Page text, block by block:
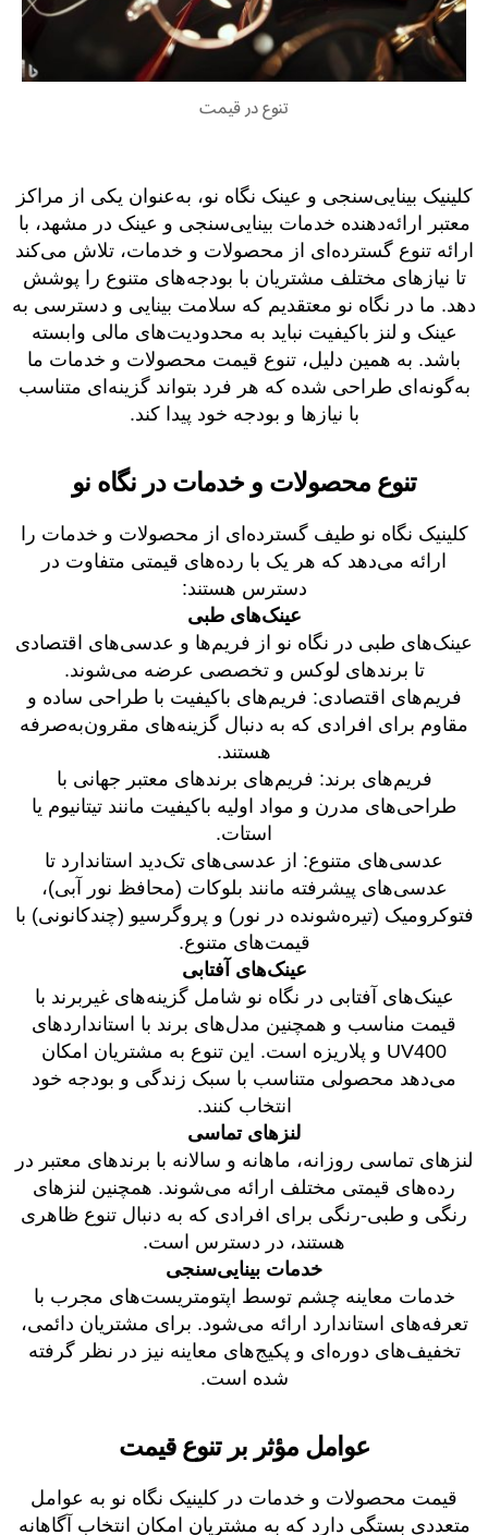
تنوع در قیمت
کلینیک بینایی‌سنجی و عینک نگاه نو، به‌عنوان یکی از مراکز
معتبر ارائه‌دهنده خدمات بینایی‌سنجی و عینک در مشهد، با
ارائه تنوع گسترده‌ای از محصولات و خدمات، تلاش می‌کند
تا نیازهای مختلف مشتریان با بودجه‌های متنوع را پوشش
دهد. ما در نگاه نو معتقدیم که سلامت بینایی و دسترسی به
عینک و لنز باکیفیت نباید به محدودیت‌های مالی وابسته
باشد. به همین دلیل، تنوع قیمت محصولات و خدمات ما
به‌گونه‌ای طراحی شده که هر فرد بتواند گزینه‌ای متناسب
با نیازها و بودجه خود پیدا کند.
تنوع محصولات و خدمات در نگاه نو
کلینیک نگاه نو طیف گسترده‌ای از محصولات و خدمات را
ارائه می‌دهد که هر یک با رده‌های قیمتی متفاوت در
دسترس هستند:
عینک‌های طبی
عینک‌های طبی در نگاه نو از فریم‌ها و عدسی‌های اقتصادی
تا برندهای لوکس و تخصصی عرضه می‌شوند.
فریم‌های اقتصادی: فریم‌های باکیفیت با طراحی ساده و
مقاوم برای افرادی که به دنبال گزینه‌های مقرون‌به‌صرفه
هستند.
فریم‌های برند: فریم‌های برندهای معتبر جهانی با
طراحی‌های مدرن و مواد اولیه باکیفیت مانند تیتانیوم یا
استات.
عدسی‌های متنوع: از عدسی‌های تک‌دید استاندارد تا
عدسی‌های پیشرفته مانند بلوکات (محافظ نور آبی)،
فتوکرومیک (تیره‌شونده در نور) و پروگرسیو (چندکانونی) با
قیمت‌های متنوع.
عینک‌های آفتابی
عینک‌های آفتابی در نگاه نو شامل گزینه‌های غیربرند با
قیمت مناسب و همچنین مدل‌های برند با استانداردهای
UV400 و پلاریزه است. این تنوع به مشتریان امکان
می‌دهد محصولی متناسب با سبک زندگی و بودجه خود
انتخاب کنند.
لنزهای تماسی
لنزهای تماسی روزانه، ماهانه و سالانه با برندهای معتبر در
رده‌های قیمتی مختلف ارائه می‌شوند. همچنین لنزهای
رنگی و طبی-رنگی برای افرادی که به دنبال تنوع ظاهری
هستند، در دسترس است.
خدمات بینایی‌سنجی
خدمات معاینه چشم توسط اپتومتریست‌های مجرب با
تعرفه‌های استاندارد ارائه می‌شود. برای مشتریان دائمی،
تخفیف‌های دوره‌ای و پکیج‌های معاینه نیز در نظر گرفته
شده است.
عوامل مؤثر بر تنوع قیمت
قیمت محصولات و خدمات در کلینیک نگاه نو به عوامل
متعددی بستگی دارد که به مشتریان امکان انتخاب آگاهانه